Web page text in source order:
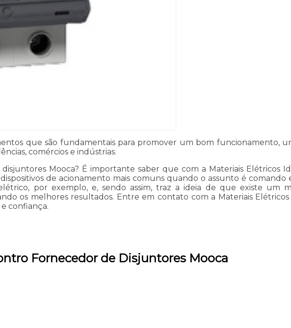
que são fundamentais para promover um bom funcionamento,
comércios e indústrias.
Mooca? É importante saber que com a Materiais Elétricos
de acionamento mais comuns quando o assunto é comando
por exemplo, e, sendo assim, traz a ideia de que existe um
os melhores resultados. Entre em contato com a Materiais
confiança.
Fornecedor de Disjuntores Mooca